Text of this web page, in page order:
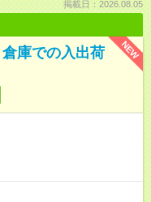
掲載日：2026.08.05
NEW
庫での入出荷